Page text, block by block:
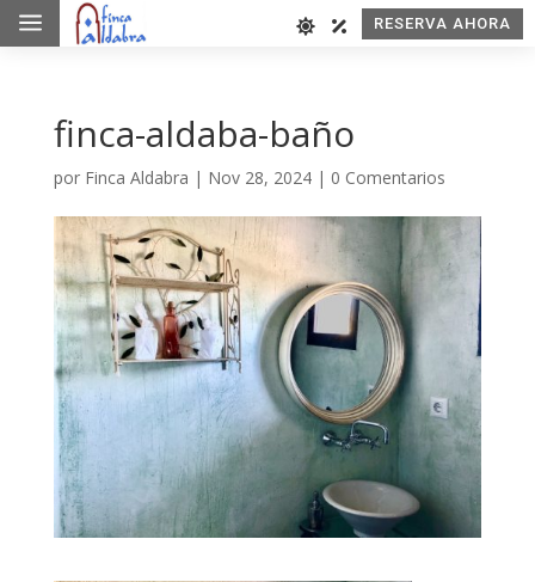
a RESERVA AHORA
finca-aldaba-baño
por Finca Aldabra | Nov 28, 2024| 0 Comentarios